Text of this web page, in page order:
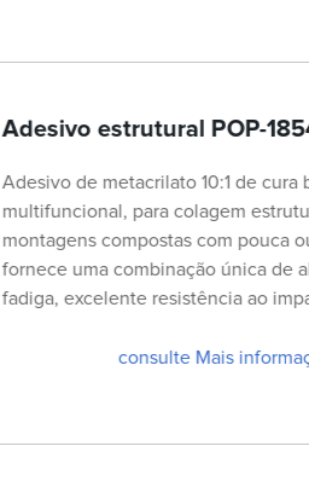
Adesivo estrutural POP-
Adesivo de metacrilato 10:1 de
multifuncional, para colagem
montagens compostas com pouca
fornece uma combinação única de
fadiga, excelente resistência ao
consulte Mais